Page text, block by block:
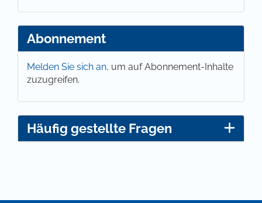
Abonnement
Melden Sie sich an, um auf Abonnement-Inhalte
zuzugreifen.
Häufig gestellte Fragen